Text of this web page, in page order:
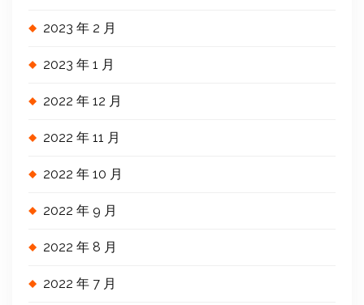
2023 年 2 月
2023 年 1 月
2022 年 12 月
2022 年 11 月
2022 年 10 月
2022 年 9 月
2022 年 8 月
2022 年 7 月